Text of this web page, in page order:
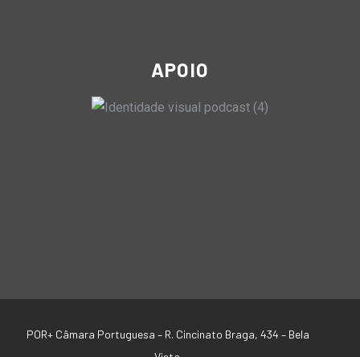
APOIO
POR+ Câmara Portuguesa – R. Cincinato Braga, 434 – Bela